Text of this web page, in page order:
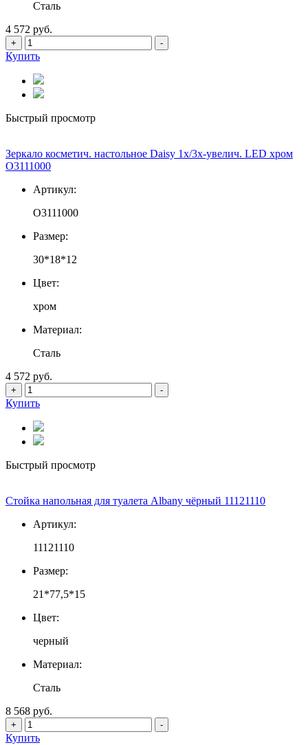
Сталь
4 572 руб.
+ -
Купить
Быстрый просмотр
Зеркало косметич. настольное Daisy 1х/3х-увелич. LED хром
О3111000
Артикул:
О3111000
Размер:
30*18*12
Цвет:
хром
Материал:
Сталь
4 572 руб.
+ -
Купить
Быстрый просмотр
Стойка напольная для туалета Albany чёрный 11121110
Артикул:
11121110
Размер:
21*77,5*15
Цвет:
черный
Материал:
Сталь
8 568 руб.
+ -
Купить